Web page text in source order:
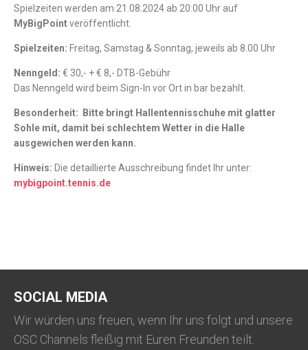
Spielzeiten werden am 21.08.2024 ab 20:00 Uhr auf
MyBigPointveröffentlicht.
Spielzeiten: Freitag, Samstag & Sonntag, jeweils ab 8.00 Uhr
Nenngeld: € 30,- + € 8,- DTB-Gebühr
Das Nenngeld wird beim Sign-In vor Ort in bar bezahlt.
Besonderheit:
Bitte bringt Hallentennisschuhe mit glatter
Sohle mit, damit bei schlechtem Wetter in die Halle
ausgewichen werden kann.
Hinweis: Die detaillierte Ausschreibung findet Ihr unter:
mybigpoint.tennis.de
SOCIAL MEDIA
Wir würden uns freuen, wenn Ihr uns folgt und unsere
OSC Channels fleißig mit Euren Freunden teilt.